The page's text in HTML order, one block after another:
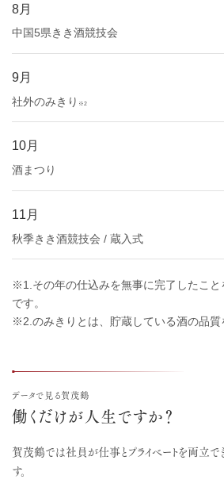
8月
中国5県きき酒競技会
9月
社外のみきり ※2
10月
酒まつり
11月
秋季きき酒競技会 / 蔵入式
※1.その年の仕込みを無事に完了したこ
です。
※2.のみきりとは、貯蔵している酒の品質
データで見る賀茂鶴
働くだけが人生ですか？
賀茂鶴では社員が仕事とプライベートを両立で
す。